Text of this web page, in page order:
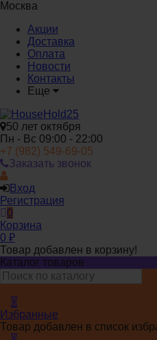
Москва
Акции
Доставка
Оплата
Новости
Контакты
Еще
50 лет октября
Пн - Вс 09:00 - 22:00
+7 (982) 549-69-05
Заказать звонок
Вход
Регистрация
0
Корзина
0 ₽
Товар добавлен в корзину!
Каталог товаров
0
Избранные
Товар добавлен в список